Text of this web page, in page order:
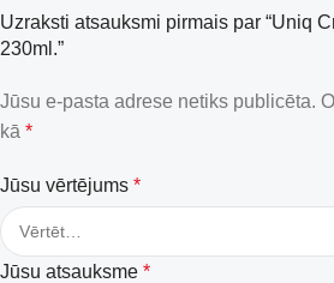
Uzraksti atsauksmi pirmais par “Uniq
230ml.”
Jūsu e-pasta adrese netiks publicēta.
kā *
Jūsu vērtējums *
Jūsu atsauksme *